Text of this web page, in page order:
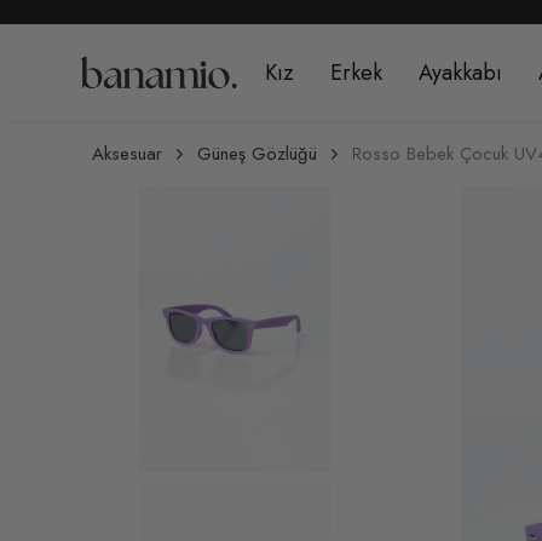
Kız Erkek Ayakkabı
Aksesuar Güneş Gözlüğü Rosso Bebek Çocuk